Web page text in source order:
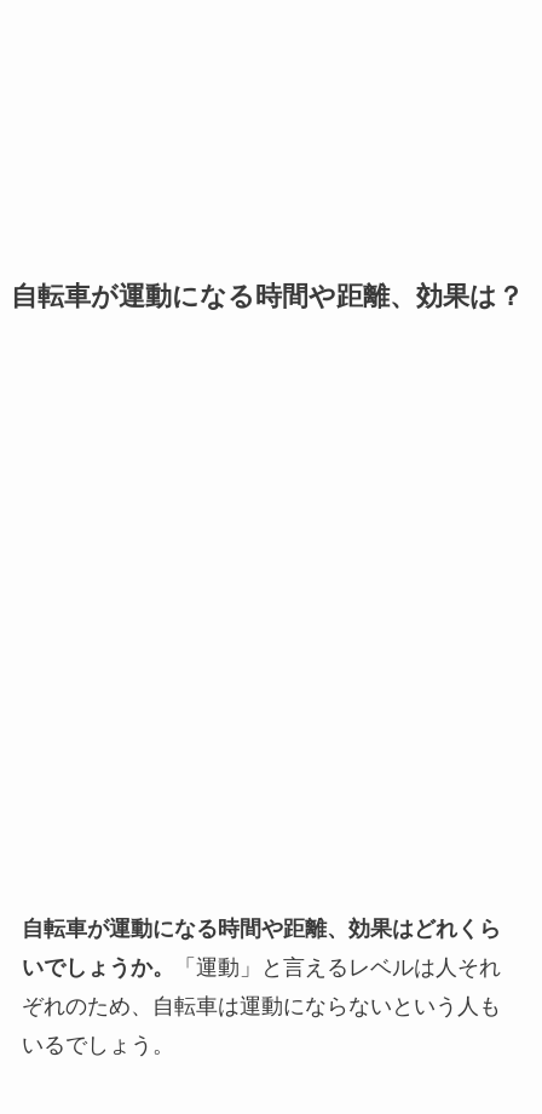
自転車が運動になる時間や距離、効果は？
自転車が運動になる時間や距離、効果はどれくら
いでしょうか。
「運動」と言えるレベルは人それ
ぞれのため、自転車は運動にならないという人も
いるでしょう。